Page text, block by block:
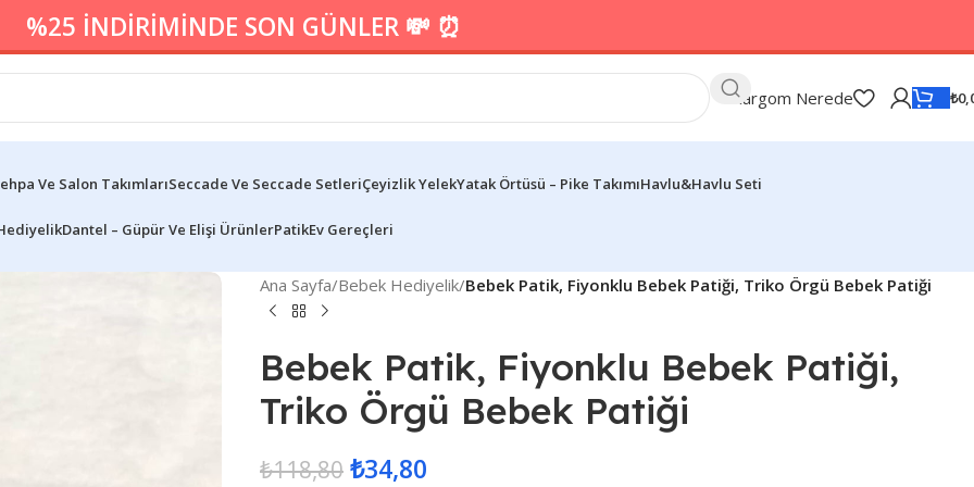
%25 İNDİRİMİNDE SON GÜNLER 💸 ⏰
Kargom Nerede ₺
Ve Salon TakımlarıSeccade Ve Seccade SetleriÇeyizlik YelekYatak Örtüsü – Pike TakımıHavlu&Havlu Seti
Dantel – Güpür Ve Elişi ÜrünlerPatikEv Gereçleri
Ana Sayfa/Bebek Hediyelik/Bebek Patik, Fiyonklu Bebek Patiği, Triko Örgü Bebek Patiği
Bebek Patik, Fiyonklu Bebek Patiği,
Triko Örgü Bebek Patiği
₺118,80 ₺34,80